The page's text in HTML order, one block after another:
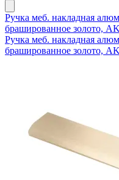
Ручка меб. накладная
брашированное золото,
Ручка меб. накладная
брашированное золото,